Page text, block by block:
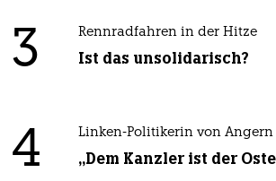
3 Rennradfahren in der Hitze
Ist das unsolidarisch?
4 Linken-Politikerin von Angern
„Dem Kanzler ist der